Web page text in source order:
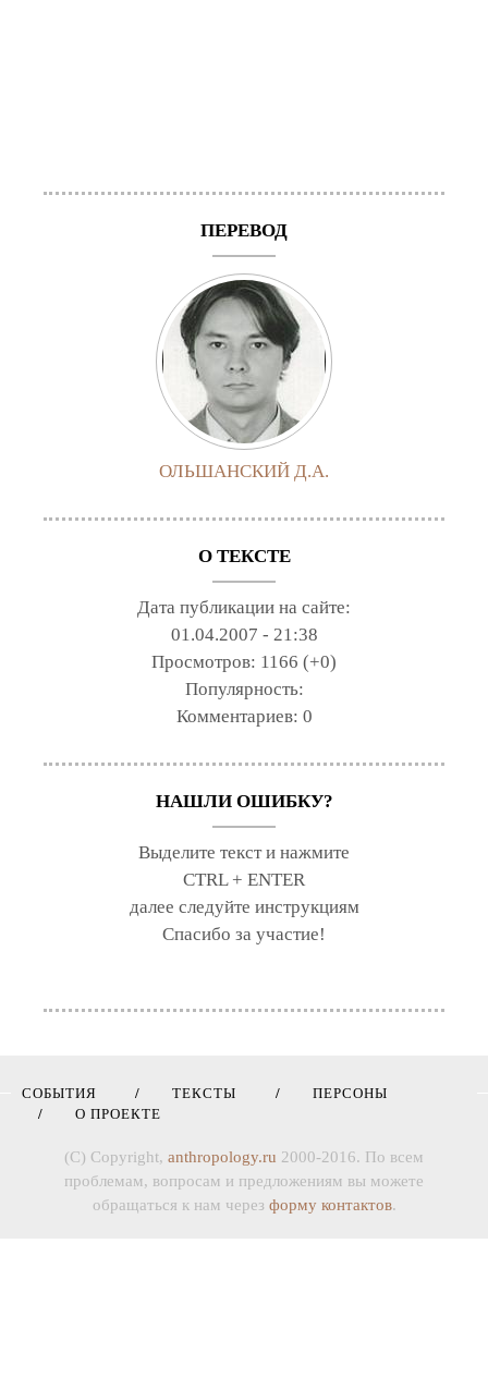
ПЕРЕВОД
ОЛЬШАНСКИЙ Д.А.
О ТЕКСТЕ
Дата публикации на сайте:
01.04.2007 - 21:38
Просмотров: 1166 (+0)
Популярность:
Комментариев: 0
НАШЛИ ОШИБКУ?
Выделите текст и нажмите
CTRL + ENTER
далее следуйте инструкциям
Спасибо за участие!
СОБЫТИЯ ТЕКСТЫ
ПЕРСОНЫ
О ПРОЕКТЕ
(C) Copyright, anthropology.ru 2000-2016. По всем
проблемам, вопросам и предложениям вы можете
обращаться к нам через форму контактов.